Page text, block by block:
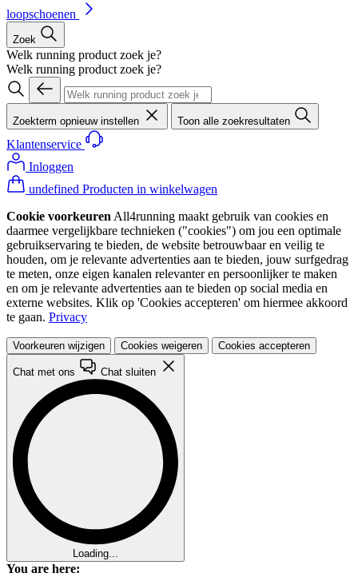
loopschoenen
Zoek
Welk running product zoek je?
Welk running product zoek je?
Zoekterm opnieuw instellen Toon alle zoekresultaten
Klantenservice
Inloggen
undefined Producten in winkelwagen
Cookie voorkeuren All4running maakt gebruik van cookies en
daarmee vergelijkbare technieken ("cookies") om jou een optimale
gebruikservaring te bieden, de website betrouwbaar en veilig te
houden, om je relevante advertenties aan te bieden, jouw surfgedrag
te meten, onze eigen kanalen relevanter en persoonlijker te maken
en om je relevante advertenties aan te bieden op social media en
externe websites. Klik op 'Cookies accepteren' om hiermee akkoord
te gaan. Privacy
Voorkeuren wijzigen Cookies weigeren Cookies accepteren
Chat met ons Chat sluiten
Loading...
You are here: